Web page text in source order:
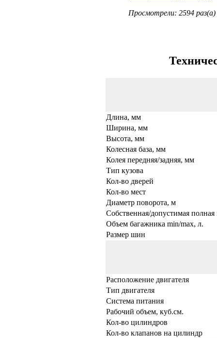
Просмотрели: 2594 раз(а)
Длина, мм
Ширина, мм
Высота, мм
Колесная база, мм
Колея передняя/задняя, мм
Тип кузова
Кол-во дверей
Кол-во мест
Диаметр поворота, м
Собственная/допустимая полная
Объем багажника min/max, л.
Размер шин
Расположение двигателя
Тип двигателя
Система питания
Рабочий объем, куб.см.
Кол-во цилиндров
Кол-во клапанов на цилиндр